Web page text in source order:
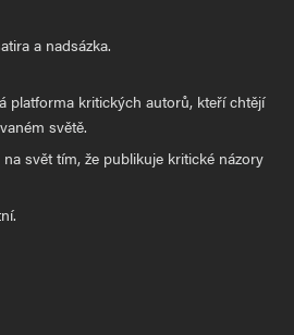
a nadsázka.
platforma kritických autorů, kteří chtějí
světě.
svět tím, že publikuje kritické názory